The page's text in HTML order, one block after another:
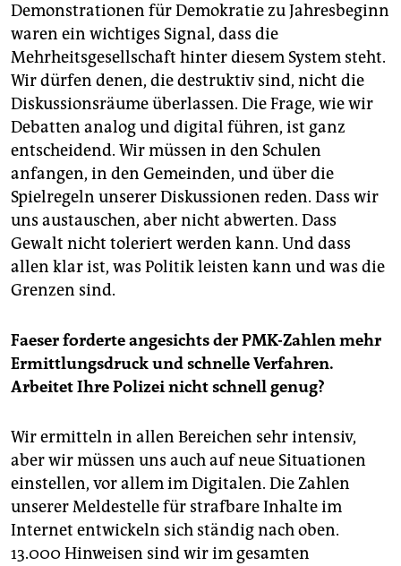
Demonstrationen für Demokratie zu Jahresbeginn
waren ein wichtiges Signal, dass die
Mehrheitsgesellschaft hinter diesem System steht.
Wir dürfen denen, die destruktiv sind, nicht die
Diskussionsräume überlassen. Die Frage, wie wir
Debatten analog und digital führen, ist ganz
entscheidend. Wir müssen in den Schulen
anfangen, in den Gemeinden, und über die
Spielregeln unserer Diskussionen reden. Dass wir
uns austauschen, aber nicht abwerten. Dass
Gewalt nicht toleriert werden kann. Und dass
allen klar ist, was Politik leisten kann und was die
Grenzen sind.
Faeser forderte angesichts der PMK-Zahlen mehr
Ermittlungsdruck und schnelle Verfahren.
Arbeitet Ihre Polizei nicht schnell genug?
Wir ermitteln in allen Bereichen sehr intensiv,
aber wir müssen uns auch auf neue Situationen
einstellen, vor allem im Digitalen. Die Zahlen
unserer Meldestelle für strafbare Inhalte im
Internet entwickeln sich ständig nach oben.
13.000 Hinweisen sind wir im gesamten